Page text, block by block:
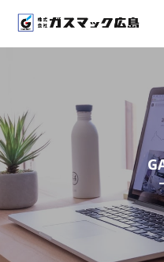
G
ス タ